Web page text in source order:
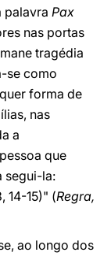
palavra Pax
nas portas
tragédia
se como
forma de
nas
a
que
segui-la:
14-15)" (Regra,
ao longo dos